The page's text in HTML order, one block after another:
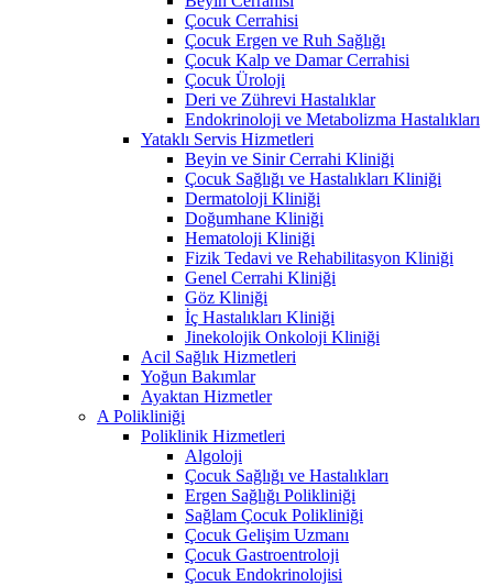
Çocuk Cerrahisi
Çocuk Ergen ve Ruh Sağlığı
Çocuk Kalp ve Damar Cerrahisi
Çocuk Üroloji
Deri ve Zührevi Hastalıklar
Endokrinoloji ve Metabolizma Hastalıkları
Yataklı Servis Hizmetleri
Beyin ve Sinir Cerrahi Kliniği
Çocuk Sağlığı ve Hastalıkları Kliniği
Dermatoloji Kliniği
Doğumhane Kliniği
Hematoloji Kliniği
Fizik Tedavi ve Rehabilitasyon Kliniği
Genel Cerrahi Kliniği
Göz Kliniği
İç Hastalıkları Kliniği
Jinekolojik Onkoloji Kliniği
Acil Sağlık Hizmetleri
Yoğun Bakımlar
Ayaktan Hizmetler
A Polikliniği
Poliklinik Hizmetleri
Algoloji
Çocuk Sağlığı ve Hastalıkları
Ergen Sağlığı Polikliniği
Sağlam Çocuk Polikliniği
Çocuk Gelişim Uzmanı
Çocuk Gastroentroloji
Çocuk Endokrinolojisi